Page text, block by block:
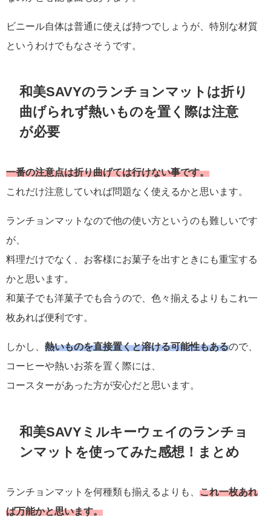
ビニール自体は普通に使えば持つでしょうが、特別な材質
というわけでもなさそうです。
和美SAVYのランチョンマットは折り
曲げられず熱いものを置く際は注意
が必要
一番の注意点は折り曲げては行けない事です。
これだけ注意していれば問題なく使えるかと思います。
ランチョンマットなので他の使い方というのも難しいです
が、
料理だけでなく、お客様にお菓子を出すときにも重宝する
かと思います。
和菓子でも洋菓子でも合うので、色々揃えるよりもこれ一
枚あれば便利です。
しかし、 熱いものを直接置くと溶ける可能性もあるので、
コーヒーや熱いお茶を置く際には、
コースターがあった方が安心だと思います。
和美SAVYミルキーウェイのランチョ
ンマットを使ってみた感想！まとめ
ランチョンマットを何種類も揃えるよりも、 これ一枚あれ
ば万能かと思います。